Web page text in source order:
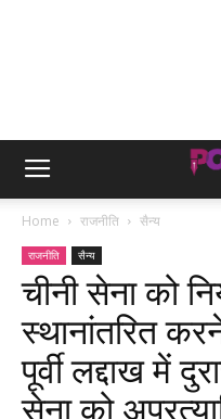
Home राजनीति सैन्य
राजनीति सैन्य
चीनी सेना को
स्थानांतरित
पूर्वी लद्दाख में
सेना को